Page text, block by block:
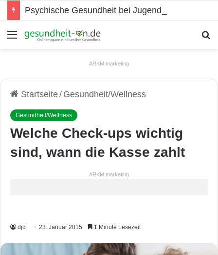
Psychische Gesundheit bei Jugendlichen
Menü
ARKM.marketing
Startseite/ Gesundheit/Wellness
Gesundheit/Wellness
Welche Check-ups wichtig
sind, wann die Kasse zahlt
ARKM.marketing
djd 23. Januar 2015 1 Minute Lesezeit